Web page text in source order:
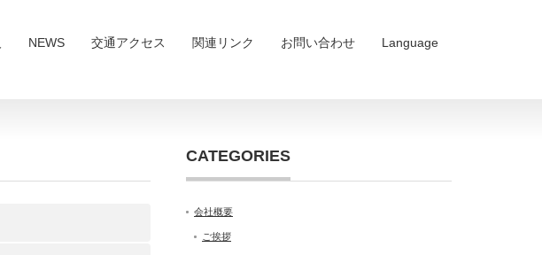
NEWS 交通アクセス 関連リンク お問い合わせ Language
CATEGORIES
会社概要
ご挨拶